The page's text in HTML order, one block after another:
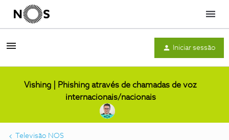
Menu
Iniciar sessão
Vishing | Phishing através de chamadas de voz
internacionais/nacionais
Televisão NOS